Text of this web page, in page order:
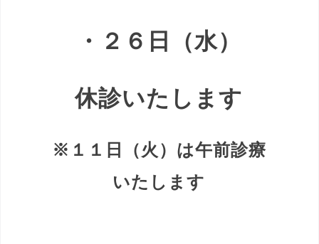
・２６日（水）
休診いたします
※１１日（火）は午前診療
いたします